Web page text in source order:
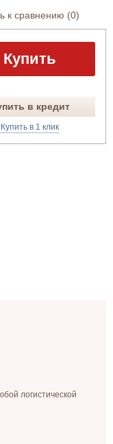
к сравнению (0)
Купить
в кредит
Купить в 1 клик
логистической